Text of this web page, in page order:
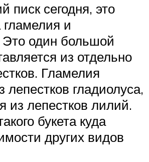
писк сегодня, это
гламелия и
один большой
из отдельно
Гламелия
лепестков гладиолуса,
из лепестков лилий.
букета куда
других видов